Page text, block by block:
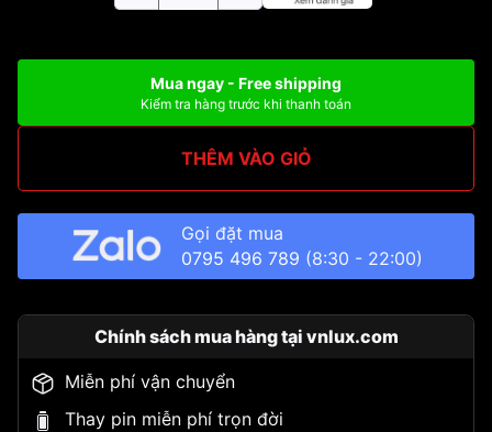
Mua ngay - Free shipping
Kiểm tra hàng trước khi thanh toán
THÊM VÀO GIỎ
Gọi đặt mua
0795 496 789 (8:30 - 22:00)
Chính sách mua hàng tại vnlux.com
Miễn phí vận chuyển
Thay pin miễn phí trọn đời